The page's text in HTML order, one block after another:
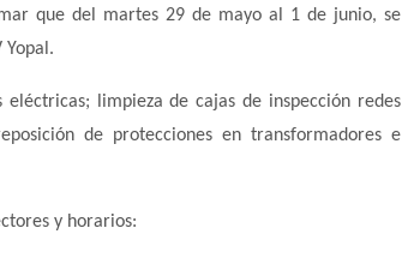
que del martes 29 de mayo al 1 de junio, se
limpieza de cajas de inspección redes
de protecciones en transformadores e
y horarios: